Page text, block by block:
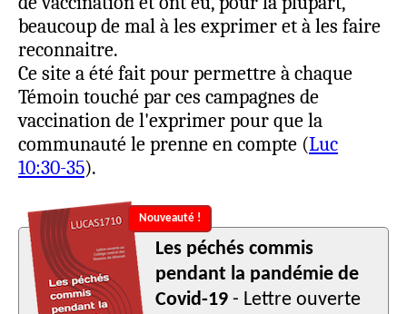
beaucoup de mal à les exprimer et à les faire
reconnaitre.
Ce site a été fait pour permettre à chaque
Témoin touché par ces campagnes de
vaccination de l'exprimer pour que la
communauté le prenne en compte (Luc
10:30-35).
Nouveauté !
Les péchés commis
pendant la pandémie de
Covid-19 - Lettre ouverte